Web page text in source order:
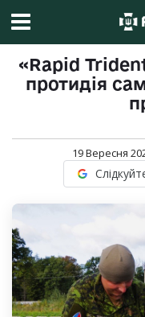
«Rapid
протидія
19 Вересня